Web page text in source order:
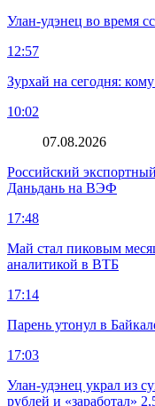
Улан-удэнец во время
12:57
Зурхай на сегодня:
10:02
07.08.2026
Российский
Даньдань на ВЭФ
17:48
Май стал пиковым
аналитикой в ВТБ
17:14
Парень утонул в
17:03
Улан-удэнец украл из
рублей и «заработал»